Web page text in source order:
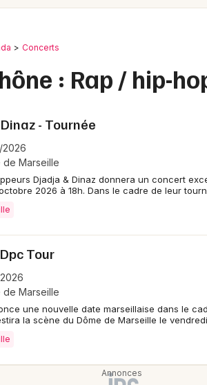
Sports
Rap en
Newsletter
Mulhouse
Nice
Toulouse
Concerts
: Rap / hip-
- Tournée
2026
de Marseille
Djadja & Dinaz donnera un concert
2026 à 18h. Dans le cadre de leur
Tour
de Marseille
une nouvelle date marseillaise dans le
la scène du Dôme de Marseille le